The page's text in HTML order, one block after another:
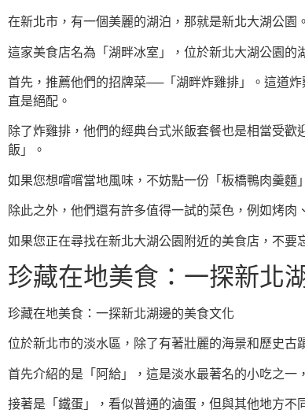
在新北市，有一個美麗的湖泊，那就是新北大湖公園
這家美食店名為「湖畔冰室」，位於新北大湖公園的
首先，推薦他們的招牌菜──「湖畔炸雞排」。這道
直是絕配。
除了炸雞排，他們的經典台式米飯套餐也是相當受
飯」。
如果您想嚐嚐當地風味，不妨點一份「板橋鴨肉羹麵
除此之外，他們還有許多值得一試的菜色，例如烤
如果您正在尋找在新北大湖公園附近的美食店，不要
珍藏在地美食：一探新北
珍藏在地美食：一探新北湖邊的美食文化
位於新北市的淡水區，除了有著壯麗的海景和歷史古
首先介紹的是「阿給」，這是淡水最著名的小吃之一
接著是「鐵蛋」，看似普通的滷蛋，但與其他地方不